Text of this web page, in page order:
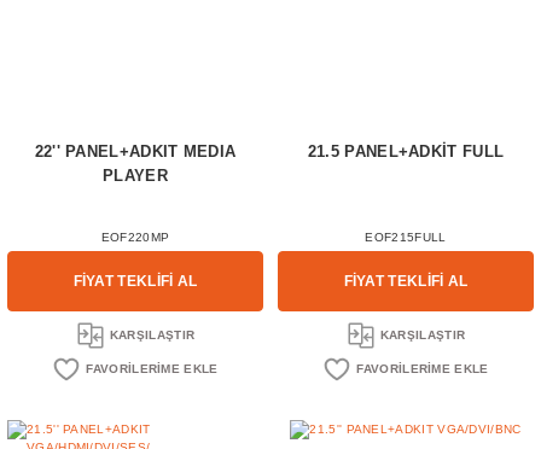
22'' PANEL+ADKIT MEDIA
PLAYER
EOF220MP
FİYAT TEKLİFİ AL
KARŞILAŞTIR
21.5 PANEL+ADKİT FULL
EOF215FULL
FİYAT TEKLİFİ AL
KARŞILAŞTIR